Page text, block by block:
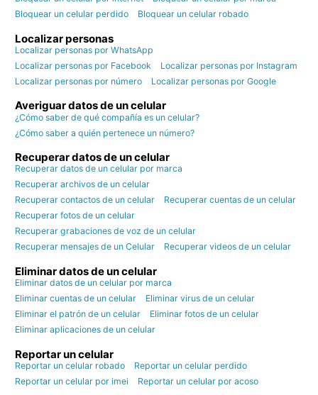
Bloquear un celular perdido
Bloquear un celular robado
Localizar personas
Localizar personas por WhatsApp
Localizar personas por Facebook
Localizar personas por Instagram
Localizar personas por número
Localizar personas por Google
Averiguar datos de un celular
¿Cómo saber de qué compañía es un celular?
¿Cómo saber a quién pertenece un número?
Recuperar datos de un celular
Recuperar datos de un celular por marca
Recuperar archivos de un celular
Recuperar contactos de un celular
Recuperar cuentas de un celular
Recuperar fotos de un celular
Recuperar grabaciones de voz de un celular
Recuperar mensajes de un Celular
Recuperar videos de un celular
Eliminar datos de un celular
Eliminar datos de un celular por marca
Eliminar cuentas de un celular
Eliminar virus de un celular
Eliminar el patrón de un celular
Eliminar fotos de un celular
Eliminar aplicaciones de un celular
Reportar un celular
Reportar un celular robado
Reportar un celular perdido
Reportar un celular por imei
Reportar un celular por acoso